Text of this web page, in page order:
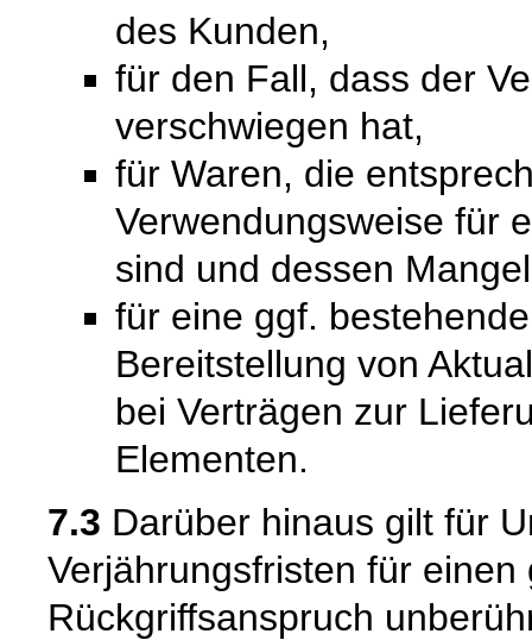
des Kunden,
für den Fall, dass der
verschwiegen hat,
für Waren, die
Verwendungsweise für
sind und dessen
für eine ggf.
Bereitstellung von
bei Verträgen zur
Elementen.
7.3 Darüber hinaus gilt für
Verjährungsfristen für
Rückgriffsanspruch